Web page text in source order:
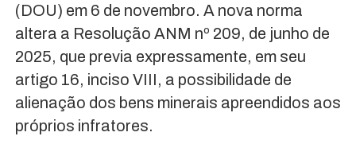
(DOU) em 6 de novembro. A nova norma
altera a Resolução ANM nº 209, de junho de
2025, que previa expressamente, em seu
artigo 16, inciso VIII, a possibilidade de
alienação dos bens minerais apreendidos aos
próprios infratores.